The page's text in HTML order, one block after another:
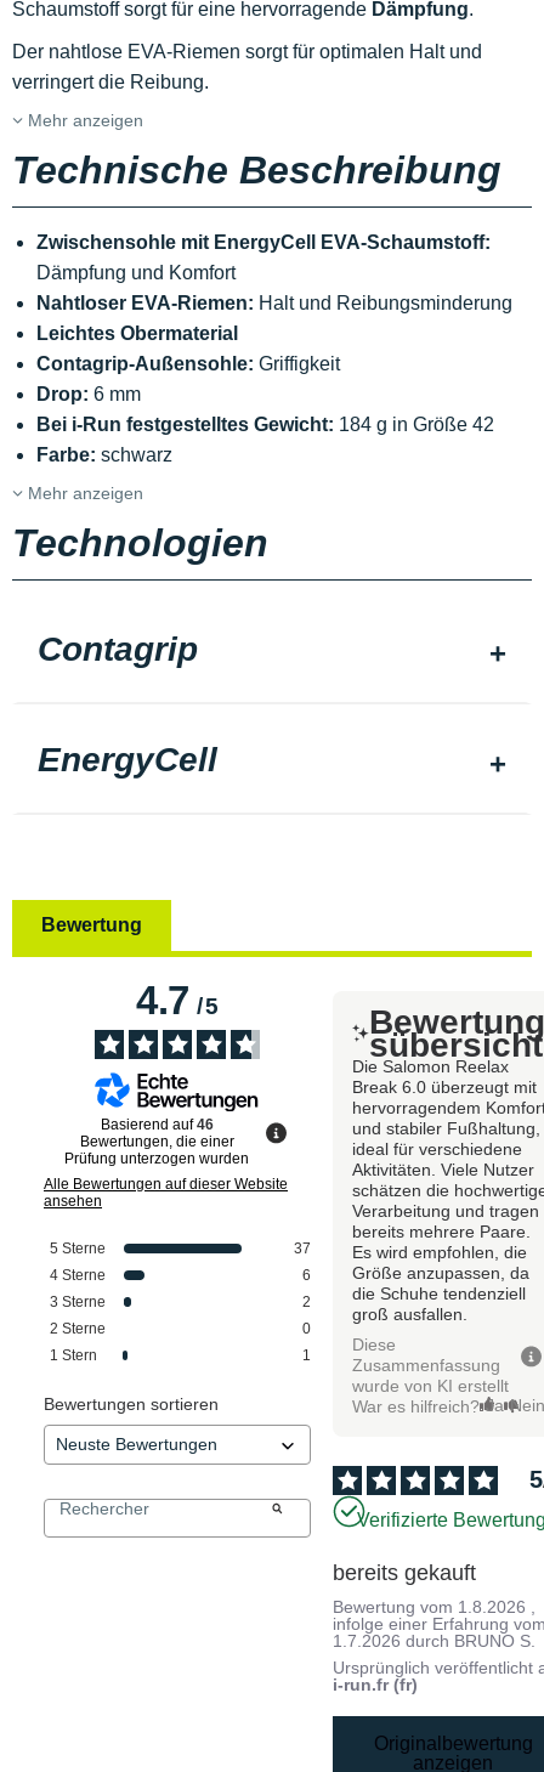
Schaumstoff sorgt für eine hervorragende Dämpfung.
Der nahtlose EVA-Riemen sorgt für optimalen Halt und
verringert die Reibung.
Mehr anzeigen
Technische Beschreibung
Zwischensohle mit EnergyCell EVA-Schaumstoff:
Dämpfung und Komfort
Nahtloser EVA-Riemen: Halt und Reibungsminderung
Leichtes Obermaterial
Contagrip-Außensohle: Griffigkeit
Drop: 6 mm
Bei i-Run festgestelltes Gewicht: 184 g in Größe 42
Farbe: schwarz
Mehr anzeigen
Technologien
Contagrip
EnergyCell
Bewertung
4.7/5
Basierend auf46
Bewertungen, die einer
Prüfung unterzogen wurden
Alle Bewertungen auf dieser Website
ansehen
5 Sterne
37
4 Sterne
6
3 Sterne
2
2 Sterne
0
1 Stern 1
Bewertungen sortieren
sübersicht
Die Salomon Reelax
Break 6.0 überzeugt mit
hervorragendem
und stabiler Fußhaltung,
ideal für verschiedene
Aktivitäten. Viele Nutzer
schätzen die
Verarbeitung und tragen
bereits mehrere Paare.
Es wird empfohlen, die
Größe anzupassen, da
die Schuhe tendenziell
groß ausfallen.
Diese
Zusammenfassung
wurde von KI erstellt
War es hilfreich? Ja
5
Verifizierte
bereits gekauft
Bewertung vom 1.8.2026
infolge einer Erfahrung
1.7.2026 durch BRUNO S.
Ursprünglich veröffentlicht
i-run.fr (fr)
Originalbewertung
anzeigen